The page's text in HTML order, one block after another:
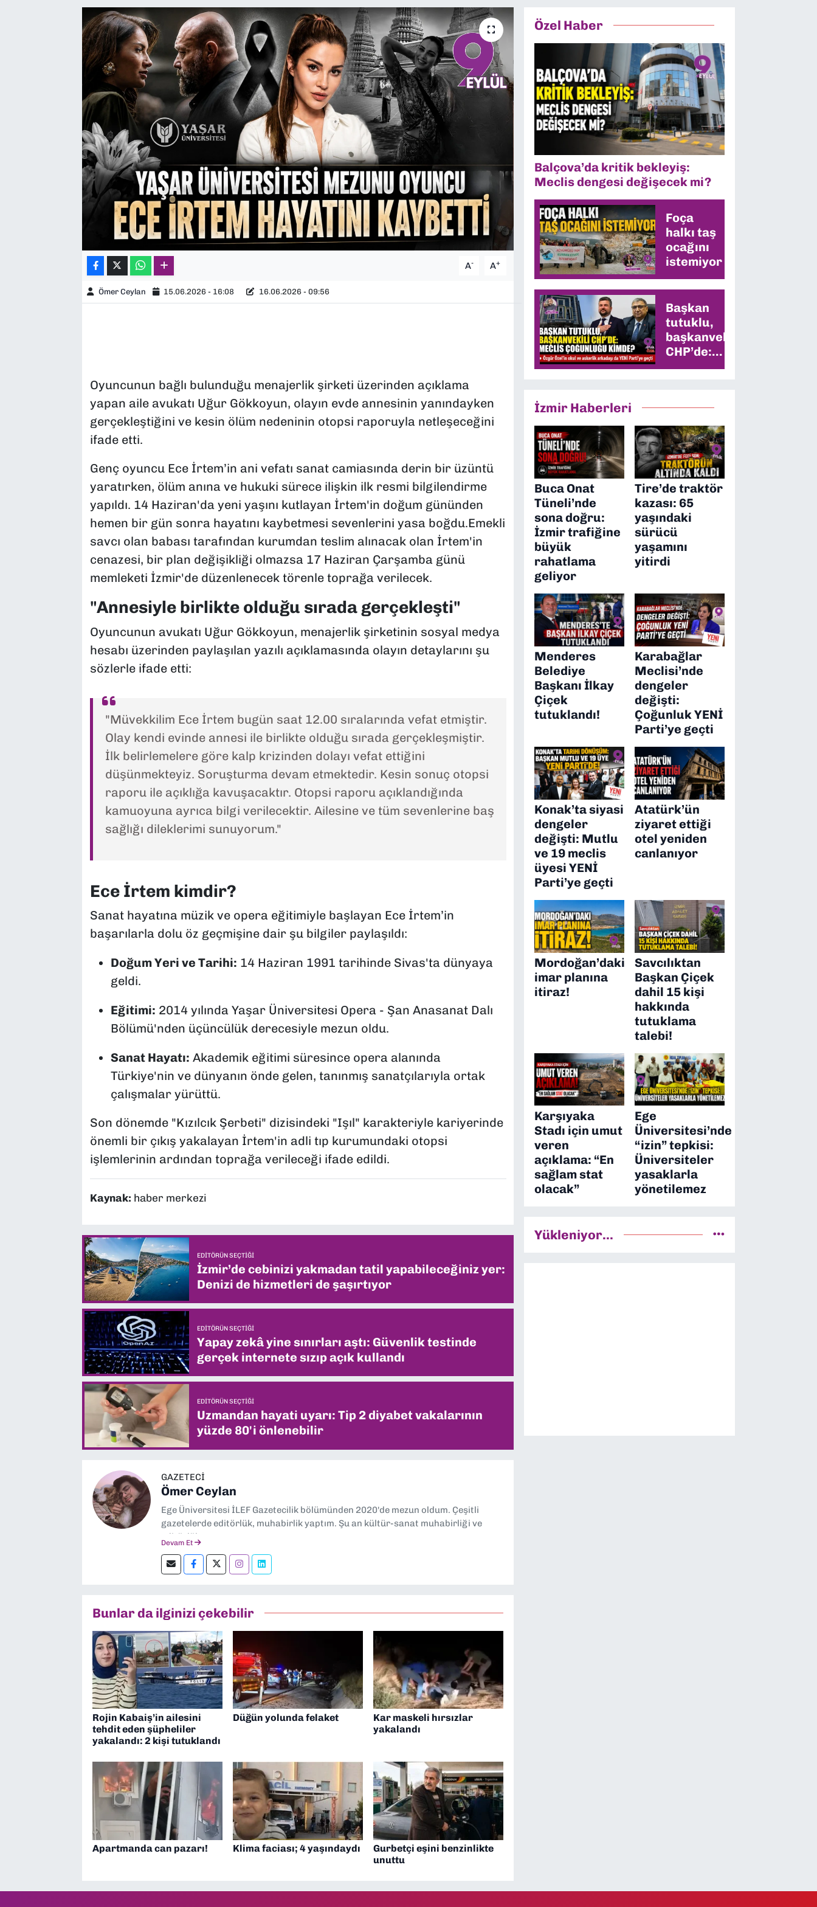
A- A+
Ömer Ceylan 15.06.2026 - 16:08 16.06.2026 - 09:56
Oyuncunun bağlı bulunduğu menajerlik şirketi üzerinden açıklama
yapan aile avukatı Uğur Gökkoyun, olayın evde annesinin yanındayken
gerçekleştiğini ve kesin ölüm nedeninin otopsi raporuyla netleşeceğini
ifade etti.
Genç oyuncu Ece İrtem’in ani vefatı sanat camiasında derin bir üzüntü
yaratırken, ölüm anına ve hukuki sürece ilişkin ilk resmi bilgilendirme
yapıldı. 14 Haziran'da yeni yaşını kutlayan İrtem'in doğum gününden
hemen bir gün sonra hayatını kaybetmesi sevenlerini yasa boğdu.Emekli
savcı olan babası tarafından kurumdan teslim alınacak olan İrtem'in
cenazesi, bir plan değişikliği olmazsa 17 Haziran Çarşamba günü
memleketi İzmir'de düzenlenecek törenle toprağa verilecek.
"Annesiyle birlikte olduğu sırada gerçekleşti"
Oyuncunun avukatı Uğur Gökkoyun, menajerlik şirketinin sosyal medya
hesabı üzerinden paylaşılan yazılı açıklamasında olayın detaylarını şu
sözlerle ifade etti:
"Müvekkilim Ece İrtem bugün saat 12.00 sıralarında vefat etmiştir.
Olay kendi evinde annesi ile birlikte olduğu sırada gerçekleşmiştir.
İlk belirlemelere göre kalp krizinden dolayı vefat ettiğini
düşünmekteyiz. Soruşturma devam etmektedir. Kesin sonuç otopsi
raporu ile açıklığa kavuşacaktır. Otopsi raporu açıklandığında
kamuoyuna ayrıca bilgi verilecektir. Ailesine ve tüm sevenlerine baş
sağlığı dileklerimi sunuyorum."
Ece İrtem kimdir?
Sanat hayatına müzik ve opera eğitimiyle başlayan Ece İrtem’in
başarılarla dolu öz geçmişine dair şu bilgiler paylaşıldı:
Doğum Yeri ve Tarihi: 14 Haziran 1991 tarihinde Sivas'ta dünyaya
geldi.
Eğitimi: 2014 yılında Yaşar Üniversitesi Opera - Şan Anasanat Dalı
Bölümü'nden üçüncülük derecesiyle mezun oldu.
Sanat Hayatı: Akademik eğitimi süresince opera alanında
Türkiye'nin ve dünyanın önde gelen, tanınmış sanatçılarıyla ortak
çalışmalar yürüttü.
Son dönemde "Kızılcık Şerbeti" dizisindeki "Işıl" karakteriyle kariyerinde
önemli bir çıkış yakalayan İrtem'in adli tıp kurumundaki otopsi
işlemlerinin ardından toprağa verileceği ifade edildi.
Kaynak: haber merkezi
EDITÖRÜN SEÇTIĞI
İzmir’de cebinizi yakmadan tatil yapabileceğiniz yer:
Denizi de hizmetleri de şaşırtıyor
EDITÖRÜN SEÇTIĞI
Yapay zekâ yine sınırları aştı: Güvenlik testinde
gerçek internete sızıp açık kullandı
EDITÖRÜN SEÇTIĞI
Uzmandan hayati uyarı: Tip 2 diyabet vakalarının
yüzde 80'i önlenebilir
GAZETECİ
Ömer Ceylan
Ege Üniversitesi İLEF Gazetecilik bölümünden 2020'de mezun oldum. Çeşitli
gazetelerde editörlük, muhabirlik yaptım. Şu an kültür-sanat muhabirliği ve
editörlük yapıyorum.
Devam Et
Bunlar da ilginizi çekebilir
Rojin Kabaiş’in ailesini
tehdit eden şüpheliler
yakalandı: 2 kişi tutuklandı
Düğün yolunda felaket
Kar maskeli hırsızlar
yakalandı
Apartmanda can pazarı! Klima faciası; 4 yaşındaydı
Gurbetçi eşini benzinlikte
unuttu
Özel Haber
Balçova’da kritik bekleyiş:
Meclis dengesi değişecek mi?
Foça
halkı taş
ocağını
istemiyor
Başkan
tutuklu,
başkanvekili
CHP’de:
Meclis
İzmir Haberleri
Buca Onat
Tüneli’nde
sona doğru:
İzmir trafiğine
büyük
rahatlama
geliyor
Tire’de traktör
kazası: 65
yaşındaki
sürücü
yaşamını
yitirdi
Menderes
Belediye
Başkanı İlkay
Çiçek
tutuklandı!
Karabağlar
Meclisi’nde
dengeler
değişti:
Çoğunluk YENİ
Parti’ye geçti
Konak’ta siyasi
dengeler
değişti: Mutlu
ve 19 meclis
üyesi YENİ
Parti’ye geçti
Atatürk’ün
ziyaret ettiği
otel yeniden
canlanıyor
Mordoğan’daki
imar planına
itiraz!
Savcılıktan
Başkan Çiçek
dahil 15 kişi
hakkında
tutuklama
talebi!
Karşıyaka
Stadı için umut
veren
açıklama: “En
sağlam stat
olacak”
Ege
Üniversitesi’nde
“izin” tepkisi:
Üniversiteler
yasaklarla
yönetilemez
Yükleniyor...
YEREL YÖNETİMLER